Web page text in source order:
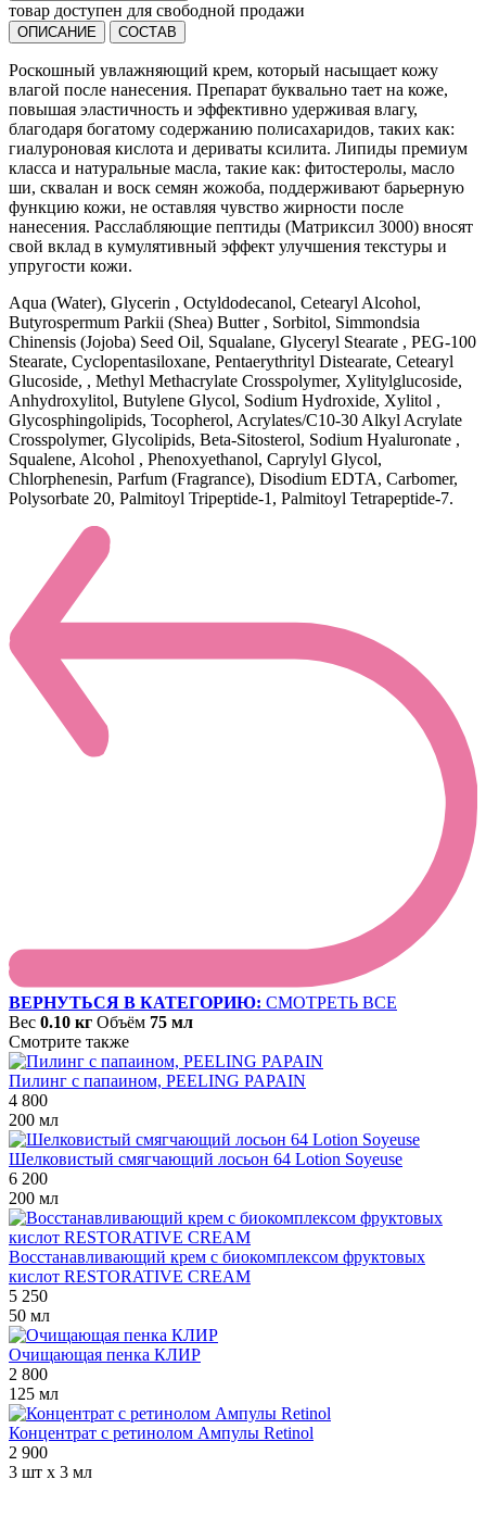
товар доступен для свободной продажи
ОПИСАНИЕ СОСТАВ
Роскошный увлажняющий крем, который насыщает кожу
влагой после нанесения. Препарат буквально тает на коже,
повышая эластичность и эффективно удерживая влагу,
благодаря богатому содержанию полисахаридов, таких как:
гиалуроновая кислота и дериваты ксилита. Липиды премиум
класса и натуральные масла, такие как: фитостеролы, масло
ши, сквалан и воск семян жожоба, поддерживают барьерную
функцию кожи, не оставляя чувство жирности после
нанесения. Расслабляющие пептиды (Матриксил 3000) вносят
свой вклад в кумулятивный эффект улучшения текстуры и
упругости кожи.
Aqua (Water), Glycerin , Octyldodecanol, Cetearyl Alcohol,
Butyrospermum Parkii (Shea) Butter , Sorbitol, Simmondsia
Chinensis (Jojoba) Seed Oil, Squalane, Glyceryl Stearate , PEG-100
Stearate, Cyclopentasiloxane, Pentaerythrityl Distearate, Cetearyl
Glucoside, , Methyl Methacrylate Crosspolymer, Xylitylglucoside,
Anhydroxylitol, Butylene Glycol, Sodium Hydroxide, Xylitol ,
Glycosphingolipids, Tocopherol, Acrylates/C10-30 Alkyl Acrylate
Crosspolymer, Glycolipids, Beta-Sitosterol, Sodium Hyaluronate ,
Squalene, Alcohol , Phenoxyethanol, Caprylyl Glycol,
Chlorphenesin, Parfum (Fragrance), Disodium EDTA, Carbomer,
Polysorbate 20, Palmitoyl Tripeptide-1, Palmitoyl Tetrapeptide-7.
ВЕРНУТЬСЯ В КАТЕГОРИЮ: СМОТРЕТЬ ВСЕ
Вес 0.10 кг Объём 75 мл
Смотрите также
Пилинг с папаином, PEELING PAPAIN
4 800
200 мл
Шелковистый смягчающий лосьон 64 Lotion Soyeuse
6 200
200 мл
Восстанавливающий крем с биокомплексом фруктовых
кислот RESTORATIVE CREAM
5 250
50 мл
Очищающая пенка КЛИР
2 800
125 мл
Концентрат с ретинолом Ампулы Retinol
2 900
3 шт х 3 мл